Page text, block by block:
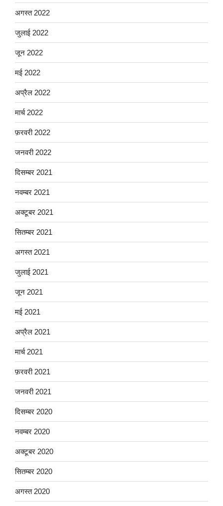
अगस्त 2022
जुलाई 2022
जून 2022
मई 2022
अप्रैल 2022
मार्च 2022
फ़रवरी 2022
जनवरी 2022
दिसम्बर 2021
नवम्बर 2021
अक्टूबर 2021
सितम्बर 2021
अगस्त 2021
जुलाई 2021
जून 2021
मई 2021
अप्रैल 2021
मार्च 2021
फ़रवरी 2021
जनवरी 2021
दिसम्बर 2020
नवम्बर 2020
अक्टूबर 2020
सितम्बर 2020
अगस्त 2020